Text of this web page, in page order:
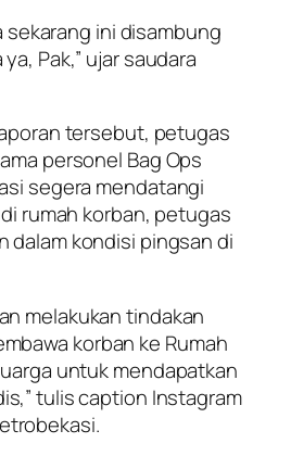
sekarang ini disambung
Pak,” ujar saudara
tersebut, petugas
personel Bag Ops
segera mendatangi
rumah korban, petugas
dalam kondisi pingsan di
melakukan tindakan
korban ke Rumah
untuk mendapatkan
tulis caption Instagram